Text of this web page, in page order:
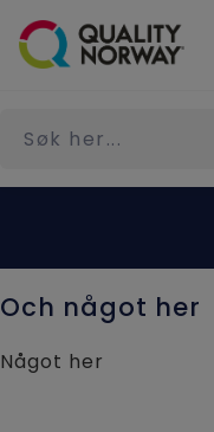
Och något her
Något her